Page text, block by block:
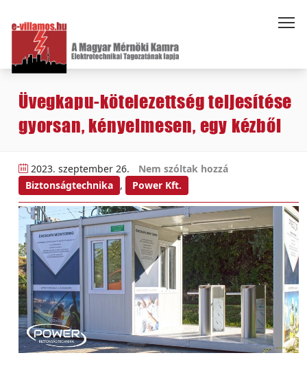
Üvegkapu-kötelezettség teljesítése
gyorsan, kényelmesen, egy kézből
2023. szeptember 26.
Nem szóltak hozzá
Biztonságtechnika , Power Kft.